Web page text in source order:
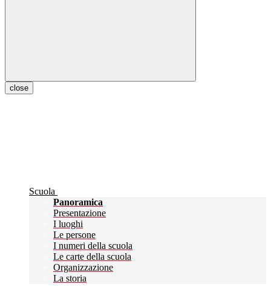
close
Scuola
Panoramica
Presentazione
I luoghi
Le persone
I numeri della scuola
Le carte della scuola
Organizzazione
La storia